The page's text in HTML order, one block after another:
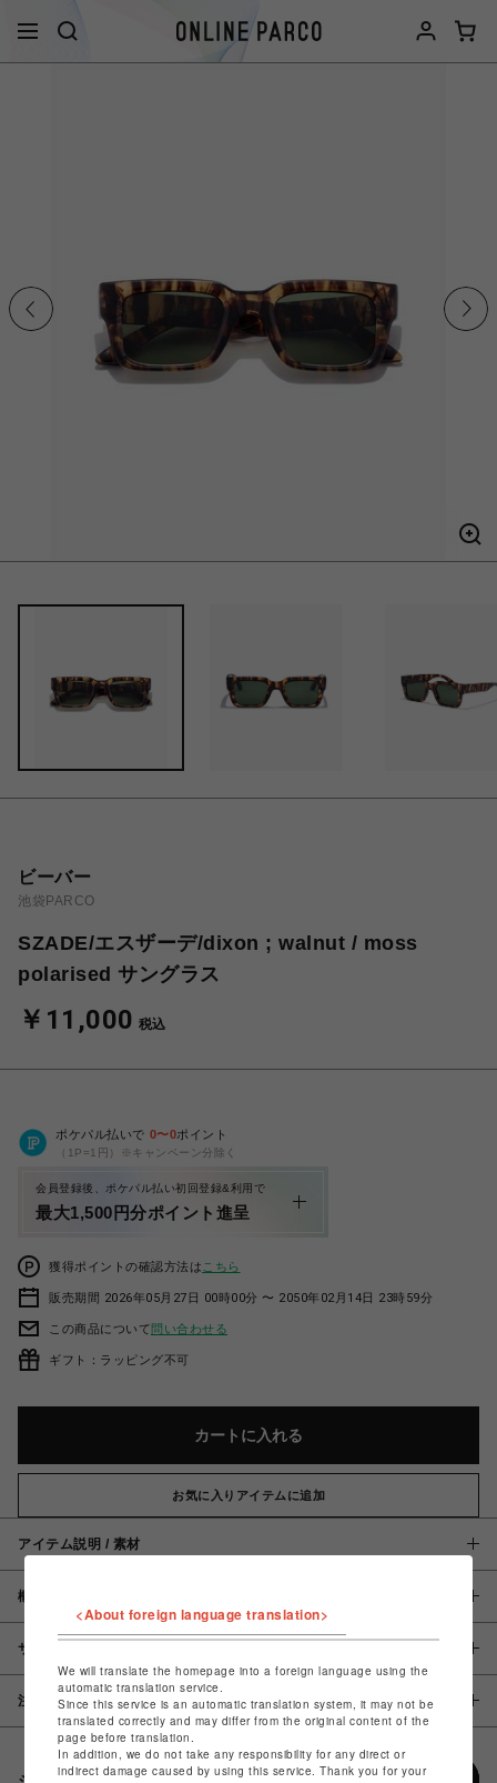
ビーバー
池袋PARCO
SZADE/エスザーデ/dixon ; walnut / moss
polarised サングラス
￥11,000 税込
ポケパル払いで 0〜0ポイント
（1P=1円）※キャンペーン分除く
会員登録後、ポケパル払い初回登録&利用で
最大1,500円分ポイント進呈
獲得ポイントの確認方法は こちら
販売期間 2026年05月27日 00時00分 〜 2050年02月14日 23時59分
この商品について問い合わせる
ギフト：ラッピング不可
カートに入れる
お気に入りアイテムに追加
アイテム説明 / 素材
概要
サイズ
注意事項
<About foreign language translation>
We will translate the homepage into a foreign language using the
automatic translation service.
Since this service is an automatic translation system, it may not be
translated correctly and may differ from the original content of the
page before translation.
In addition, we do not take any responsibility for any direct or
indirect damage caused by using this service. Thank you for your